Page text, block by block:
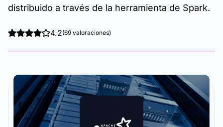
distribuido a través de la herramienta de Spark.
4.2(69 valoraciones)